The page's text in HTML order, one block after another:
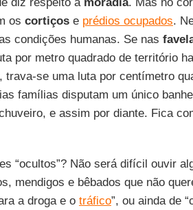
os cortiçose prédios ocupados.
condições humanas. Se nas
por metro quadrado de território
se uma luta por centímetro
famílias disputam um único
e assim por diante. Fica
“ocultos”? Não será difícil ouvir
mendigos e bêbados que não
a droga e o tráfico”, ou ainda de